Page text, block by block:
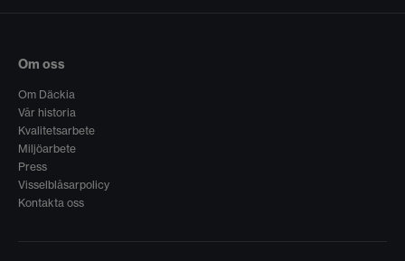
Om oss
Om Däckia
Vår historia
Kvalitetsarbete
Miljöarbete
Press
Visselblåsarpolicy
Kontakta oss